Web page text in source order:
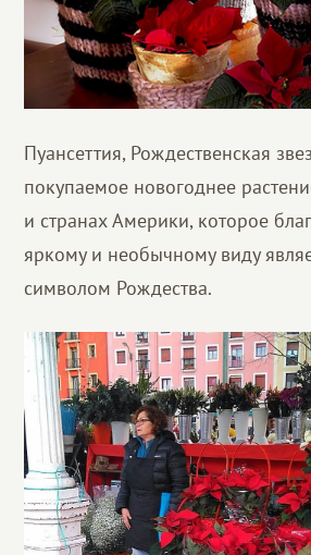
Пуансеттия, Рождественская
покупаемое новогоднее
и странах Америки, которое
яркому и необычному виду
символом Рождества.